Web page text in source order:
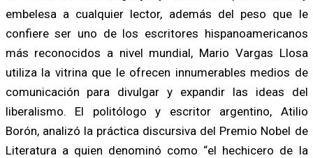
embelesa a cualquier lector, además del peso que le
confiere ser uno de los escritores hispanoamericanos
más reconocidos a nivel mundial, Mario Vargas Llosa
utiliza la vitrina que le ofrecen innumerables medios de
comunicación para divulgar y expandir las ideas del
liberalismo. El politólogo y escritor argentino, Atilio
Borón, analizó la práctica discursiva del Premio Nobel de
Literatura a quien denominó como “el hechicero de la